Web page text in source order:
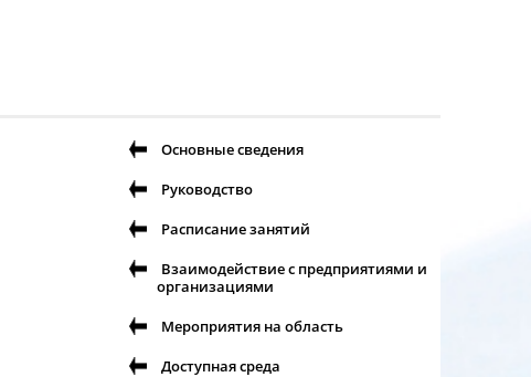
Основные сведения
Руководство
Расписание занятий
Взаимодействие с предприятиями и
организациями
Мероприятия на область
Доступная среда